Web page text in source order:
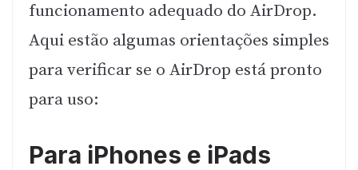
funcionamento adequado do AirDrop.
Aqui estão algumas orientações simples
para verificar se o AirDrop está pronto
para uso:
Para iPhones e iPads